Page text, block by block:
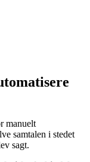
manuelt
samtalen i stedet
sagt.